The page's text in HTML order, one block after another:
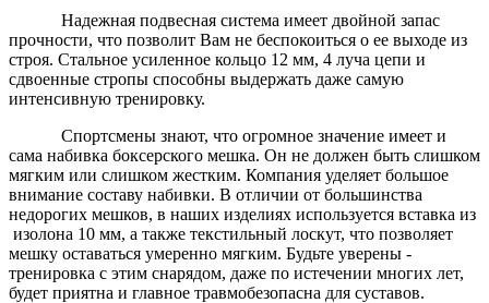
Надежная подвесная система имеет двойной запас
прочности, что позволит Вам не беспокоиться о ее выходе из
строя. Стальное усиленное кольцо 12 мм, 4 луча цепи и
сдвоенные стропы способны выдержать даже самую
интенсивную тренировку.
Спортсмены знают, что огромное значение имеет и
сама набивка боксерского мешка. Он не должен быть слишком
мягким или слишком жестким. Компания уделяет большое
внимание составу набивки. В отличии от большинства
недорогих мешков, в наших изделиях используется вставка из
изолона 10 мм, а также текстильный лоскут, что позволяет
мешку оставаться умеренно мягким. Будьте уверены -
тренировка с этим снарядом, даже по истечении многих лет,
будет приятна и главное травмобезопасна для суставов.